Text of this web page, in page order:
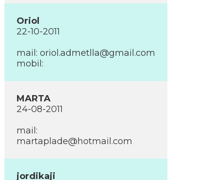
Oriol
22-10-2011
mail: oriol.admetlla@gmail.com
mobil:
MARTA
24-08-2011
mail:
martaplade@hotmail.com
jordikaji